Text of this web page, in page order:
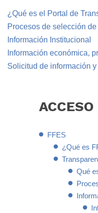
¿Qué es el Portal de
Procesos de selección de
Información Institucional
nformación económica,
Solicitud de información
ACCESO
FFES
¿Qué es
Qué